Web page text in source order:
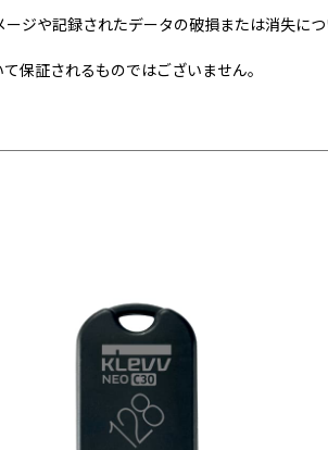
ジや記録されたデータの破損または消失につ
保証されるものではございません。